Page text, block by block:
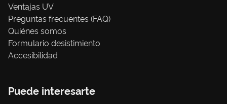
Ventajas UV
Preguntas frecuentes (FAQ)
Quiénes somos
Formulario desistimiento
Accesibilidad
Puede interesarte